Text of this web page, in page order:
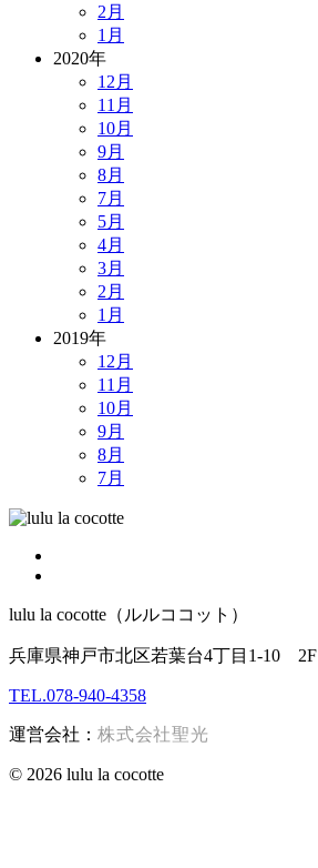
2月
1月
2020年
12月
11月
10月
9月
8月
7月
5月
4月
3月
2月
1月
2019年
12月
11月
10月
9月
8月
7月
lulu la cocotte（ルルココット）
兵庫県神戸市北区若葉台4丁目1-10 2F
TEL.078-940-4358
運営会社： 株式会社聖光
© 2026 lulu la cocotte